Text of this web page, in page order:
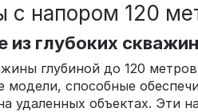
с напором 120
глубоких скважин
глубиной до 120
способные
удаленных объектах. Эти